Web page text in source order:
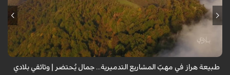
من قلب طبيعة هراز التي كانت يوماً من أجمل الموائل الطبيعية في إيران، يحذر
المعد من كارثة بيئية: "وحش الأعمال والمشاريع التدميرية تنهش بجسم
طبيعة هراز في مهبّ المشاريع التدميرية... جمال يُحتضر | وثائقي بلادي